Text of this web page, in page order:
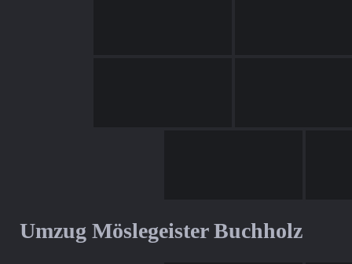
Umzug Möslegeister Buchholz